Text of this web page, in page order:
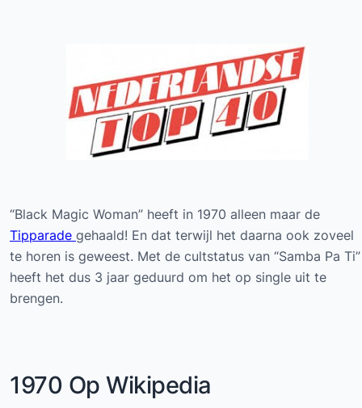
“Black Magic Woman” heeft in 1970 alleen maar de
Tipparade gehaald! En dat terwijl het daarna ook zoveel
te horen is geweest. Met de cultstatus van “Samba Pa Ti”
heeft het dus 3 jaar geduurd om het op single uit te
brengen.
1970 Op Wikipedia